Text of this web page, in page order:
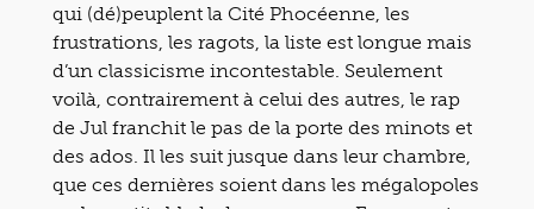
qui (dé)peuplent la Cité Phocéenne, les
frustrations, les ragots, la liste est longue mais
d’un classicisme incontestable. Seulement
voilà, contrairement à celui des autres, le rap
de Jul franchit le pas de la porte des minots et
des ados. Il les suit jusque dans leur chambre,
que ces dernières soient dans les mégalopoles